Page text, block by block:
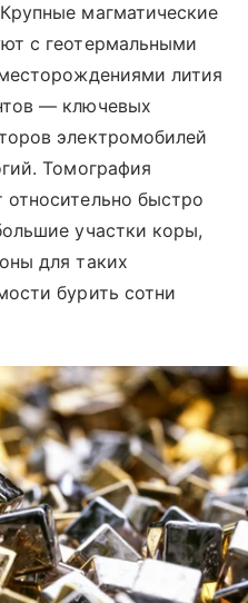
магматические
с геотермальными
лития
— ключевых
электромобилей
Томография
быстро
участки коры,
для таких
бурить сотни